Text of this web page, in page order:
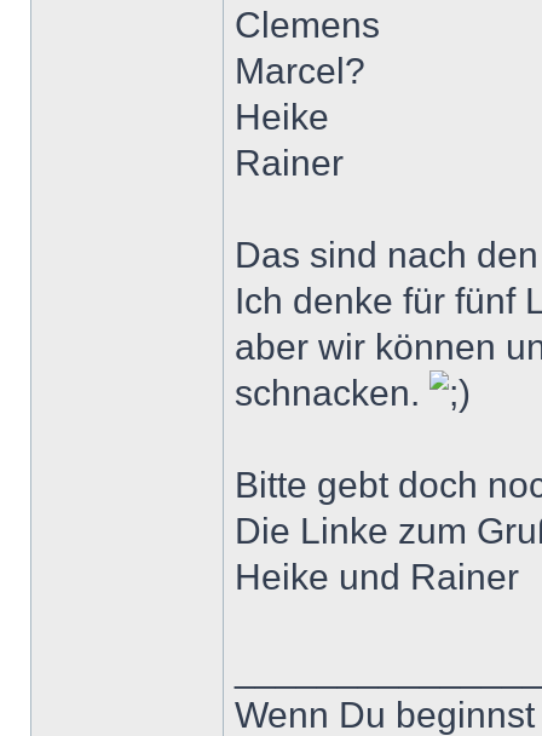
Clemens
Marcel?
Heike
Rainer
Das sind nach
Ich denke für fünf
aber wir können
schnacken.
Bitte gebt doch
Die Linke zum
Heike und Rainer
Wenn Du